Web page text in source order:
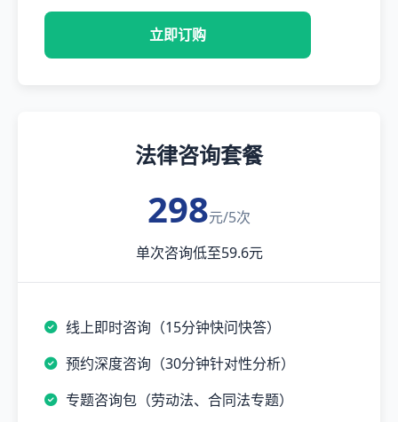
立即订购
法律咨询套餐
298元/5次
单次咨询低至59.6元
线上即时咨询（15分钟快问快答）
预约深度咨询（30分钟针对性分析）
专题咨询包（劳动法、合同法专题）